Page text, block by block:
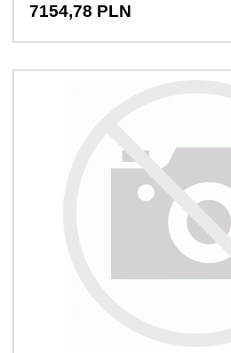
7154,78 PLN